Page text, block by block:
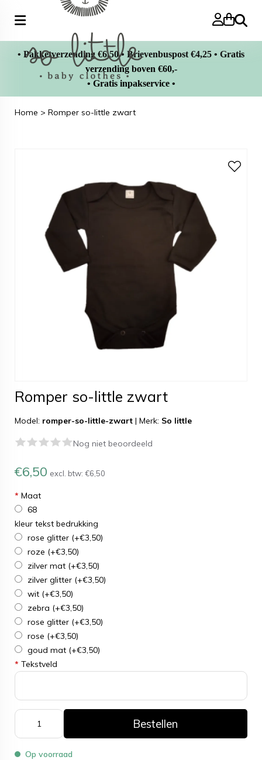
Zoeken
• Pakketverzending €6,50 • Brievenbuspost €4,25 • Gratis
verzending boven €60,-
• Gratis inpakservice •
Home > Romper so-little zwart
Romper so-little zwart
Model: romper-so-little-zwart | Merk: So little
Nog niet beoordeeld
€6,50 excl. btw: €6,50
* Maat
68
kleur tekst bedrukking
rose glitter (+€3,50)
roze (+€3,50)
zilver mat (+€3,50)
zilver glitter (+€3,50)
wit (+€3,50)
zebra (+€3,50)
rose glitter (+€3,50)
rose (+€3,50)
goud mat (+€3,50)
* Tekstveld
Bestellen
Op voorraad